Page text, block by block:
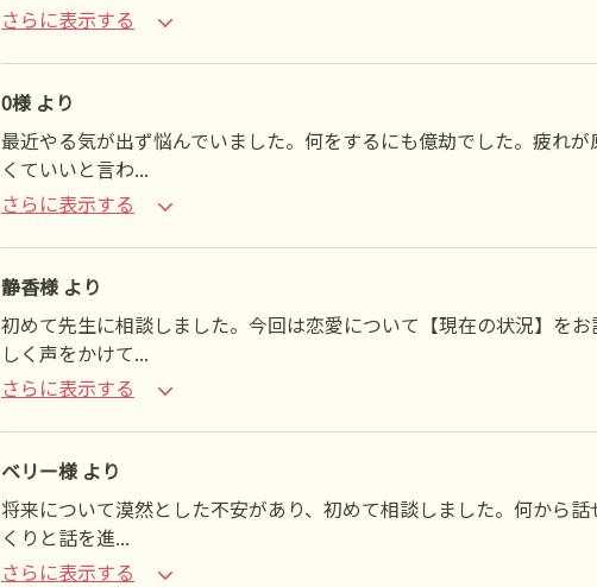
さらに表示する
0様 より
最近やる気が出ず悩んでいました。何をするにも億劫でした。疲れ
くていいと言わ...
さらに表示する
静香様 より
初めて先生に相談しました。今回は恋愛について【現在の状況】を
しく声をかけて...
さらに表示する
ベリー様 より
将来について漠然とした不安があり、初めて相談しました。何から
くりと話を進...
さらに表示する